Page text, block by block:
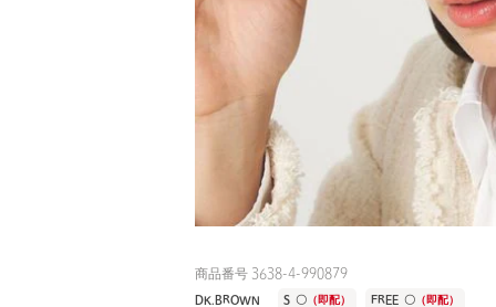
商品番号 3638-4-990879
DK.BROWN S 〇（即配） FREE 〇（即配）